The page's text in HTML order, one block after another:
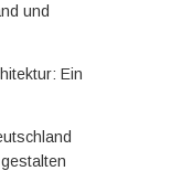
und
Ein